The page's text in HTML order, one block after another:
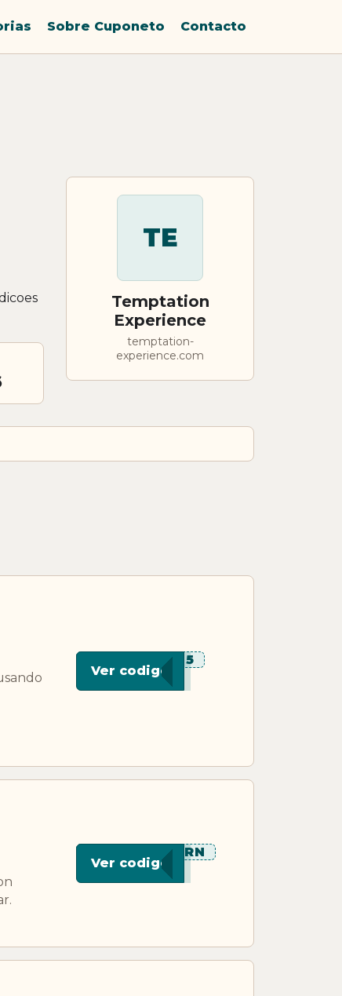
Sobre Cuponeto Contacto
TE
Temptation
Experience
temptation-
experience.com
***VE5
Ver codigo
****ORN
Ver codigo